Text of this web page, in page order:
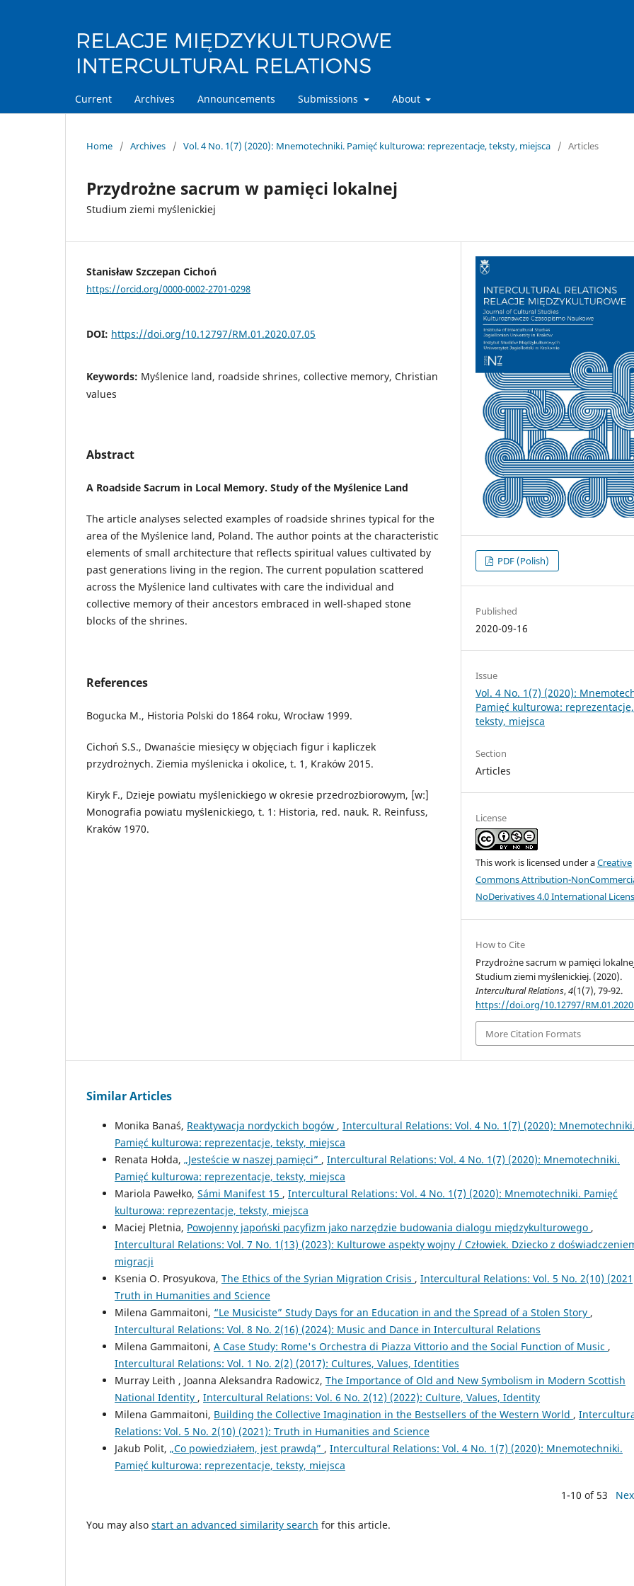
Current Archives Announcements Submissions About
Home / Archives / Vol. 4 No. 1(7) (2020): Mnemotechniki. Pamięć kulturowa: reprezentacje, teksty, miejsca / Articles
Przydrożne sacrum w pamięci lokalnej
Studium ziemi myślenickiej
Stanisław Szczepan Cichoń
https://orcid.org/0000-0002-2701-0298
DOI: https://doi.org/10.12797/RM.01.2020.07.05
Keywords: Myślenice land, roadside shrines, collective memory, Christian
values
Abstract
A Roadside Sacrum in Local Memory. Study of the Myślenice Land
The article analyses selected examples of roadside shrines typical for the
area of the Myślenice land, Poland. The author points at the characteristic
elements of small architecture that reflects spiritual values cultivated by
past generations living in the region. The current population scattered
across the Myślenice land cultivates with care the individual and
collective memory of their ancestors embraced in well-shaped stone
blocks of the shrines.
References
Bogucka M., Historia Polski do 1864 roku, Wrocław 1999.
Cichoń S.S., Dwanaście miesięcy w objęciach figur i kapliczek
przydrożnych. Ziemia myślenicka i okolice, t. 1, Kraków 2015.
Kiryk F., Dzieje powiatu myślenickiego w okresie przedrozbiorowym, [w:]
Monografia powiatu myślenickiego, t. 1: Historia, red. nauk. R. Reinfuss,
Kraków 1970.
PDF (Polish)
Published
2020-09-16
Issue
Vol. 4 No. 1(7) (2020):
Pamięć kulturowa: reprezentacje,
teksty, miejsca
Section
Articles
License
This work is licensed under aCreative
Commons Attribution-
NoDerivatives 4.0 International
How to Cite
Przydrożne sacrum w pamięci
Studium ziemi myślenickiej. (2020).
Intercultural Relations,4(1(7), 79-92.
https://doi.org/10.12797/
More Citation Formats
Similar Articles
Monika Banaś, Reaktywacja nordyckich bogów , Intercultural Relations: Vol. 4 No. 1(7) (2020): Mnemotechniki.
Pamięć kulturowa: reprezentacje, teksty, miejsca
Renata Hołda, „Jesteście w naszej pamięci” , Intercultural Relations: Vol. 4 No. 1(7) (2020): Mnemotechniki.
Pamięć kulturowa: reprezentacje, teksty, miejsca
Mariola Pawełko, Sámi Manifest 15 , Intercultural Relations: Vol. 4 No. 1(7) (2020): Mnemotechniki. Pamięć
kulturowa: reprezentacje, teksty, miejsca
Maciej Pletnia, Powojenny japoński pacyfizm jako narzędzie budowania dialogu międzykulturowego ,
Intercultural Relations: Vol. 7 No. 1(13) (2023): Kulturowe aspekty wojny / Człowiek. Dziecko z
migracji
Ksenia O. Prosyukova, The Ethics of the Syrian Migration Crisis , Intercultural Relations: Vol. 5 No. 2(10)
Truth in Humanities and Science
Milena Gammaitoni, “Le Musiciste” Study Days for an Education in and the Spread of a Stolen Story ,
Intercultural Relations: Vol. 8 No. 2(16) (2024): Music and Dance in Intercultural Relations
Milena Gammaitoni, A Case Study: Rome's Orchestra di Piazza Vittorio and the Social Function of Music ,
Intercultural Relations: Vol. 1 No. 2(2) (2017): Cultures, Values, Identities
Murray Leith , Joanna Aleksandra Radowicz, The Importance of Old and New Symbolism in Modern Scottish
National Identity , Intercultural Relations: Vol. 6 No. 2(12) (2022): Culture, Values, Identity
Milena Gammaitoni, Building the Collective Imagination in the Bestsellers of the Western World ,
Relations: Vol. 5 No. 2(10) (2021): Truth in Humanities and Science
Jakub Polit, „Co powiedziałem, jest prawdą” , Intercultural Relations: Vol. 4 No. 1(7) (2020): Mnemotechniki.
Pamięć kulturowa: reprezentacje, teksty, miejsca
1-10 of 53
You may also start an advanced similarity search for this article.